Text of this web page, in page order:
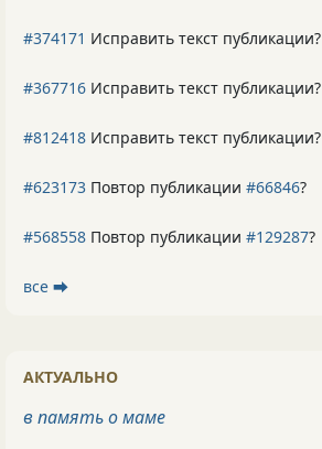
#374171 Исправить текст публикации?
#367716 Исправить текст публикации?
#812418 Исправить текст публикации?
#623173 Повтор публикации #66846?
#568558 Повтор публикации #129287?
все ⮕
АКТУАЛЬНО
в память о маме